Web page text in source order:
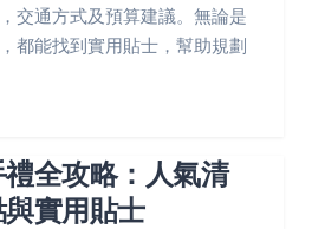
交通方式及預算建議。無論是
都能找到實用貼士，幫助規劃
全攻略：人氣清
實用貼士